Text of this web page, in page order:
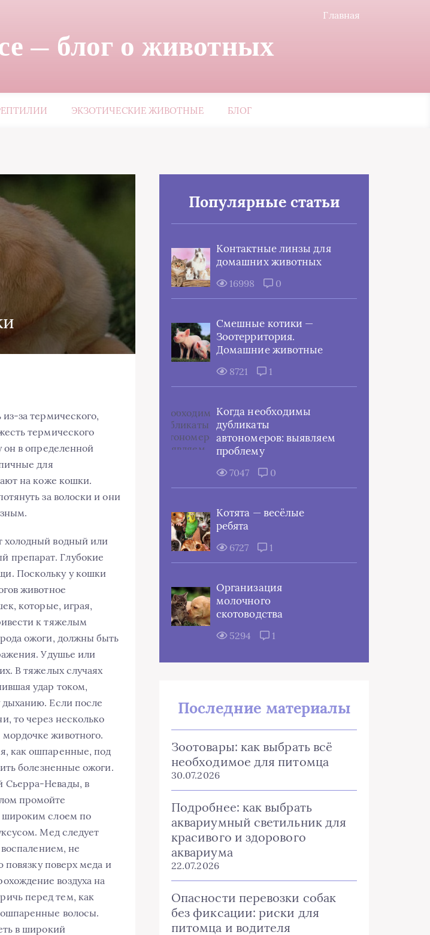
Главная
— блог о животных
ЭКЗОТИЧЕСКИЕ ЖИВОТНЫЕ БЛОГ
за термического,
термического
он в определенной
для
на коже кошки.
за волоски и они
холодный водный или
препарат. Глубокие
Поскольку у кошки
животное
которые, играя,
к тяжелым
ожоги, должны быть
Удушье или
В тяжелых случаях
удар током,
дыханию. Если после
то через несколько
животного.
как ошпаренные, под
болезненные ожоги.
Сьерра-Невады, в
промойте
широким слоем по
Мед следует
не
повязку поверх меда и
воздуха на
перед тем, как
волосы.
в широкий
Популярные статьи
Контактные линзы для
домашних животных
16998 0
Смешные котики —
Зоотерритория.
Домашние животные
8721 1
Когда необходимы
дубликаты
автономеров: выявляем
проблему
7047 0
Котята — весёлые
ребята
6727 1
Организация
молочного
скотоводства
5294 1
Последние материалы
Зоотовары: как выбрать всё
необходимое для питомца
30.07.2026
Подробнее: как выбрать
аквариумный светильник для
красивого и здорового
аквариума
22.07.2026
Опасности перевозки собак
без фиксации: риски для
питомца и водителя